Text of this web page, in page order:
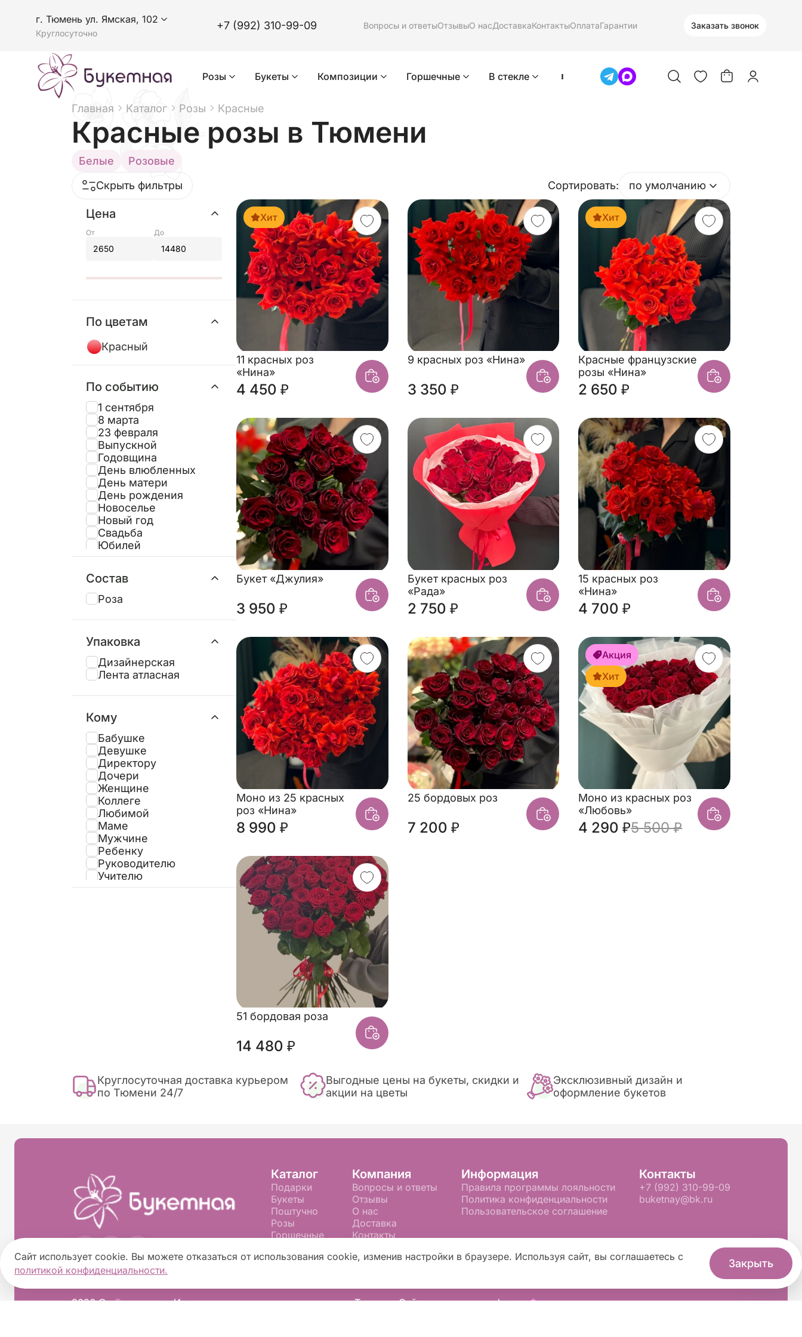
г. Тюмень ул. Ямская, 102
Круглосуточно
+7 (992) 310-99-09 Вопросы и ответыОтзывыО насДоставкаКонтактыОплатаГарантии Заказать звонок
Розы Букеты Композиции Горшечные В стекле
Главная Каталог Розы Красные
Красные розы в Тюмени
Белые
Розовые
Скрыть фильтры
Сортировать: по умолчанию
Цена
От До
По цветам
Красный
По событию
1 сентября
8 марта
23 февраля
Выпускной
Годовщина
День влюбленных
День матери
День рождения
Новоселье
Новый год
Свадьба
Юбилей
Состав
Роза
Упаковка
Дизайнерская
Лента атласная
Кому
Бабушке
Девушке
Директору
Дочери
Женщине
Коллеге
Любимой
Маме
Мужчине
Ребенку
Руководителю
Учителю
Хит
11 красных роз
«Нина»
4 450 ₽
9 красных роз «Нина»
3 350 ₽
Хит
Красные французские
розы «Нина»
2 650 ₽
Букет «Джулия»
3 950 ₽
Букет красных роз
«Рада»
2 750 ₽
15 красных роз
«Нина»
4 700 ₽
Моно из 25 красных
роз «Нина»
8 990 ₽
25 бордовых роз
7 200 ₽
Акция
Хит
Моно из красных роз
«Любовь»
4 290 ₽5 500 ₽
51 бордовая роза
14 480 ₽
Круглосуточная доставка курьером
по Тюмени 24/7
Выгодные цены на букеты, скидки и
акции на цветы
Эксклюзивный дизайн и
оформление букетов
Каталог
Подарки
Букеты
Поштучно
Розы
Горшечные
Композиции
Компания
Вопросы и ответы
Отзывы
О нас
Доставка
Контакты
Гарантии
Информация
Правила программы лояльности
Политика конфиденциальности
Пользовательское соглашение
Контакты
+7 (992) 310-99-09
buketnay@bk.ru
2026 ©«Букетная»- Интернет-магазин доставки цветов в Тюмени. Сайт создан на платформеФлория.
Сайт использует cookie. Вы можете отказаться от использования cookie, изменив настройки в браузере. Используя сайт, вы соглашаетесь с
политикой конфиденциальности.
Закрыть